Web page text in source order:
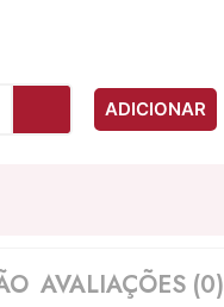
ADICIONAR
AVALIAÇÕES (0)